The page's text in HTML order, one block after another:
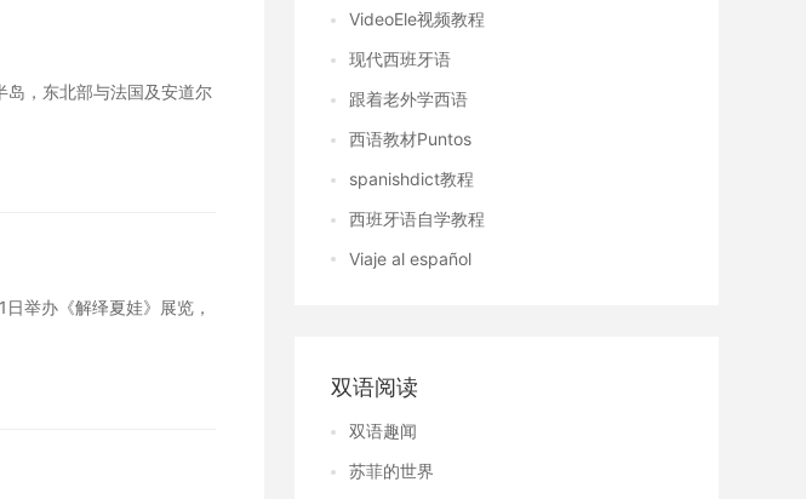
岛，东北部与法国及安道尔
举办《解绎夏娃》展览，
VideoEle视频教程
现代西班牙语
跟着老外学西语
西语教材Puntos
spanishdict教程
西班牙语自学教程
Viaje al español
双语阅读
双语趣闻
苏菲的世界